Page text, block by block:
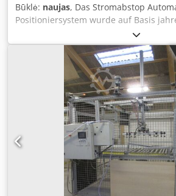
Būklė: naujas, Das Stromabstop
Positioniersystem wurde auf Basis
Branchenerfahrung in der Herstellung
Ablängsägen entwickelt. Es ist
konzipiert und für verschiedene
kompatibel. Der Stromabstop
Schneiden ohne aufwändiges Messen
Mit konstant hoher Genauigkeit
Positionsanschlag Arbeitsabläufe –
oder andere Bearbeitungsschritte. Die
gestaltet sich dank des
Touchscreen-Bedienpanels äußerst
Schnittstelle können Schnittlisten
werden. Optional erhältliche
steigert die Effizienz zusätzlich, was